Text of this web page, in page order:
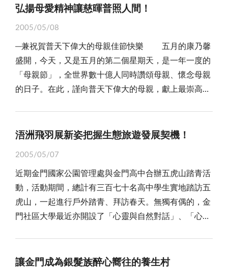
不得不正視的課題。隨著兩岸政治局勢的和緩，地區處
兩岸地便，實存有緩和政治對立、發展「中轉」經濟的
潛在空間。如若政府可以周全交通、治安、金融、環
保、教育上的配套政策，營造大環境的利多，「觀光賭
場」就真可能是地區觀光的救命仙丹！相信屆時多數的
鄉親，亦會樂觀其成。反之，倘若只是似「小三通」般
「口惠政策」，那真的就不必了！
酒未來的市場在大陸，縣府希望在大陸取得商標註冊，
費盡心力經層層審核終獲辦理公告，可惜，在最後緊要
提供鄉親就業機會，更是老年津貼、免費公車、及免費
售假金酒的人，都是全體鄉親的公敵。因此，閱讀「愛
金酒，當如斯也！」一文，我們看到陳啟良先生潛心研
發釀造金酒，任勞任怨四十年如一日，可以說是「功在
金門，造福桑梓」，而且，退休後仍全力護衛金酒、熱
愛這塊土地，我們擁有這樣的鄉親，實在是大家的福
氣；所謂「飲水思源」，企盼鄉親都能效法「愛金酒」
續經營，再創佳績造福鄉親！
在老百姓的眼裡，除了嗟嘆「政府錢，花不完」外，夫
復何言。 再者，就是設計、監造單位若是以「花光
盡督工責任，自然不會有優良的工程品質。最後，便是
得標廠商惡意的偷工減料，敷衍了事，反正，部份不肖
的承商是人頭公司或一案公司，以低價搶標打帶跑的戰
術，既使在保固期內出現問題，頂多是再補強，只要挨
無門。換言之，公共工程施工其中一個環節失誤，惡性
循環的結果，最後都得由政府、機關來背黑鍋，對大部
請權責單位應依法嚴懲怠職的公務員及不法的業者，不
力，不但可以博得民眾的認同，更有助釐清事實真相，
陸的人數已高達二千零三十六萬人次。此消彼長下，我
血，無情的挑戰著政府的「二○○八觀光客倍增計
畫」！ 另就地區而言，大陸自去年十二月六日開放
福建地區人民到金馬旅遊以來，迄今僅有七百九十七人
提出申請到金門，但實際能藉「小三通」之便入境的，
進行磋商，致使曠日廢時的申辦手續與高昂的團費，阻
斷了大陸觀光客登「門」之路！ 平情而論，近年
示大陸人民出國旅遊風潮正在逐漸的持續加溫，亞洲各
國如韓國、日本、及澳洲等，莫不卯足全勁，爭取這批
消費能力強的龐大客源。然而，根據大陸有關方面的調
查，台灣則是大陸人民出國後最想去的地方。因此，值
強烈意願，台灣焉能坐失良機？ 再說，地區面對陸
行選舉不法案件之蒐證，同時鼓勵民眾踴躍檢舉賄選！
措施，深恐稍有疏忽，讓金錢和暴力影響選舉。然觀諸
近期幾次選舉，雖賄選傳聞不斷，但「實質賄選」已獲
得有效的遏制。「端正選風」似乎已略見成效！ 當
然，選風的敗壞與否，與選舉類型有極密切的關係。就
單一選區的多席次選舉或小選區的單席次選舉，因為
全國單一選區的政黨比例代表制，首次「選黨不選人」
的設計，更讓多數的選民摸不著頭緒。據中央選委會的
調查，迄今仍有近七成的選民，不了解任務型國代的性
質、使命及選舉方式，從正面解讀，本次選舉，可能會
平情而論，任何一次的選舉，都是公民行使參政權
弘揚母愛精神讓慈暉普照人間！
2005/05/08
─兼祝賀普天下偉大的母親佳節快樂 五月的康乃馨
盛開，今天，又是五月的第二個星期天，是一年一度的
「母親節」，全世界數十億人同時讚頌母親、懷念母親
的日子。在此，謹向普天下偉大的母親，獻上最崇高的
母」的慶典，迨至十七世紀，英人教會把表達對「耶穌
會通過五月的「第二個星期天」為母親節，舉辦感恩慶
祝活動。母親健在者兒女在胸前佩戴紅色的康乃馨讚頌
母恩；反之，則以白色的康乃馨表示對母親的追懷。此
後，很多國家紛紛仿效，形成全球共同的節慶，每逢母
族，炎黃子孫重視人倫親情，尤其，母性慈暉，天生溫
浯洲飛羽展新姿把握生態旅遊發展契機！
2005/05/07
近期金門國家公園管理處與金門高中合辦五虎山踏青活
動，活動期間，總計有三百七十名高中學生實地踏訪五
虎山，一起進行戶外踏青、拜訪春天。無獨有偶的，金
門社區大學最近亦開設了「心靈與自然對話」、「心靈
門自然之美！ 誠然，地區的自然資源豐富，金門國
讓金門成為銀髮族醉心嚮往的養生村